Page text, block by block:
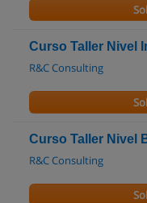
Curso Taller Nivel
R&C Consulting
Curso Taller Nivel
R&C Consulting